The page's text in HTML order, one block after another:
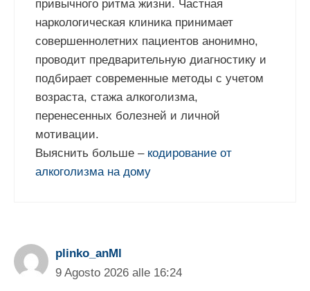
привычного ритма жизни. Частная
наркологическая клиника принимает
совершеннолетних пациентов анонимно,
проводит предварительную диагностику и
подбирает современные методы с учетом
возраста, стажа алкоголизма,
перенесенных болезней и личной
мотивации.
Выяснить больше – кодирование от
алкоголизма на дому
plinko_anMl
9 Agosto 2026 alle 16:24